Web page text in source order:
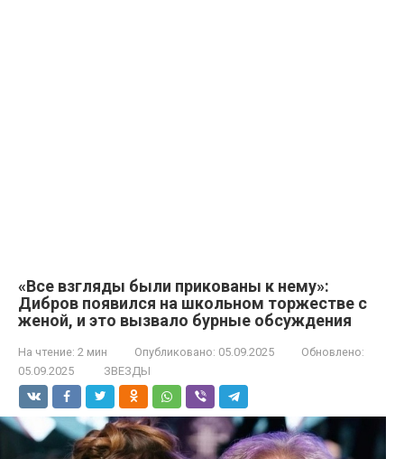
«Все взгляды были прикованы к нему»:
Дибров появился на школьном торжестве с
женой, и это вызвало бурные обсуждения
На чтение: 2 мин Опубликовано: 05.09.2025
Обновлено:
05.09.2025
ЗВЕЗДЫ